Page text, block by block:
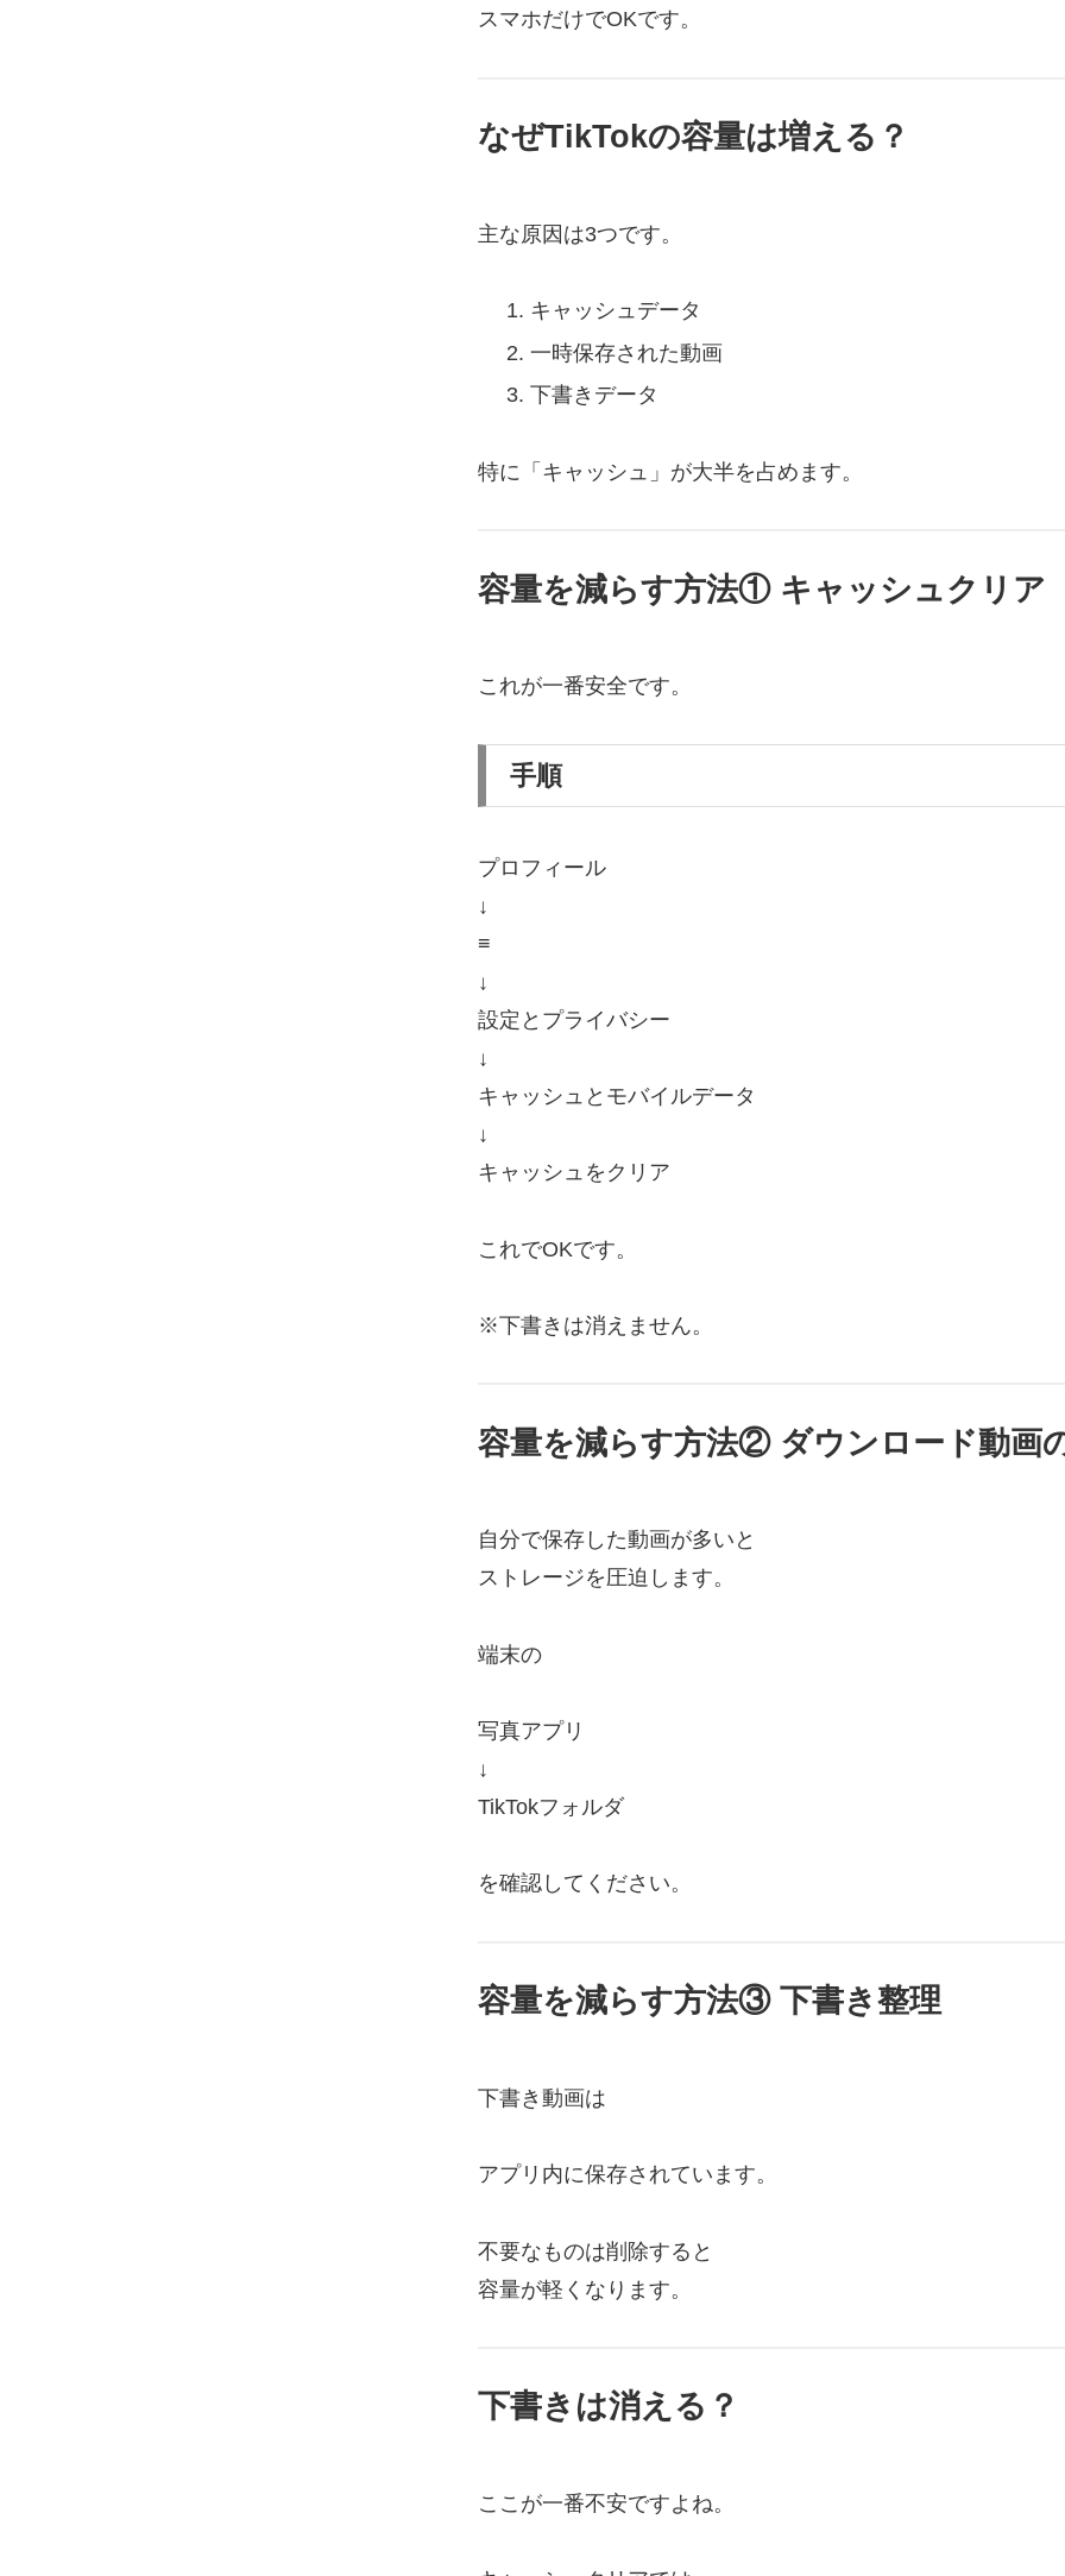
スマホだけでOKです。
なぜTikTokの容量は増える？
主な原因は3つです。
キャッシュデータ
一時保存された動画
下書きデータ
特に「キャッシュ」が大半を占めます。
容量を減らす方法① キャッシュクリア
これが一番安全です。
手順
プロフィール
↓
≡
↓
設定とプライバシー
↓
キャッシュとモバイルデータ
↓
キャッシュをクリア
これでOKです。
※下書きは消えません。
容量を減らす方法② ダウンロード動画
自分で保存した動画が多いと
ストレージを圧迫します。
端末の
写真アプリ
↓
TikTokフォルダ
を確認してください。
容量を減らす方法③ 下書き整理
下書き動画は
アプリ内に保存されています。
不要なものは削除すると
容量が軽くなります。
下書きは消える？
ここが一番不安ですよね。